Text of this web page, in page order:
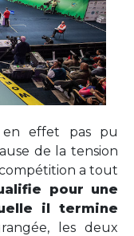
en effet pas pu
de la tension
a tout
pour une
il termine
les deux